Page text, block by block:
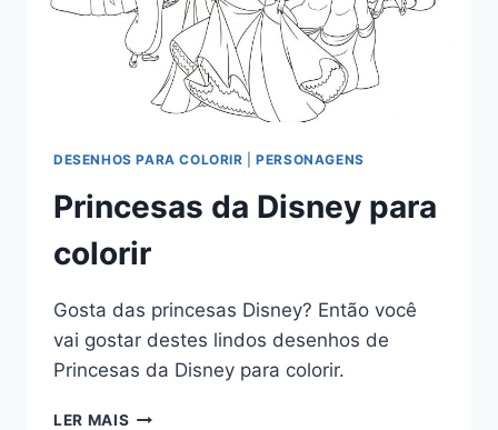
DESENHOS PARA COLORIR |PERSONAGENS
Princesas da Disney para
colorir
Gosta das princesas Disney? Então você
vai gostar destes lindos desenhos de
Princesas da Disney para colorir.
LER MAIS PRINCESAS